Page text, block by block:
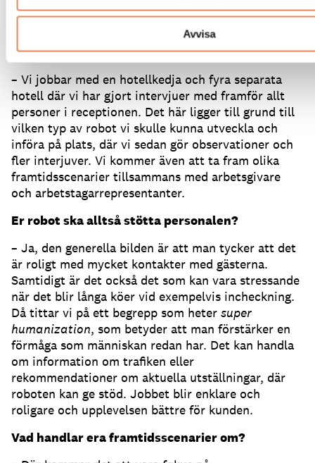
Avvisa
robotar i besöksnäringen: En framtid med nya
kollegor”. Hon berättar att de just nu gör
fältexperiment i studien kring AI-robotar.
– Vi jobbar med en hotellkedja och fyra separata
hotell där vi har gjort intervjuer med framför allt
personer i receptionen. Det här ligger till grund till
vilken typ av robot vi skulle kunna utveckla och
införa på plats, där vi sedan gör observationer och
fler interjuver. Vi kommer även att ta fram olika
framtidsscenarier tillsammans med arbetsgivare
och arbetstagarrepresentanter.
Er robot ska alltså stötta personalen?
– Ja, den generella bilden är att man tycker att det
är roligt med mycket kontakter med gästerna.
Samtidigt är det också det som kan vara stressande
när det blir långa köer vid exempelvis incheckning.
Då tittar vi på ett begrepp som heter super
humanization, som betyder att man förstärker en
förmåga som människan redan har. Det kan handla
om information om trafiken eller
rekommendationer om aktuella utställningar, där
roboten kan ge stöd. Jobbet blir enklare och
roligare och upplevelsen bättre för kunden.
Vad handlar era framtidsscenarier om?